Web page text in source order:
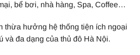
bể bơi, nhà hàng, Spa, Coffee…
thừa hưởng hệ thống tiện ích ngoại
và đa dạng của thủ đô Hà Nội.